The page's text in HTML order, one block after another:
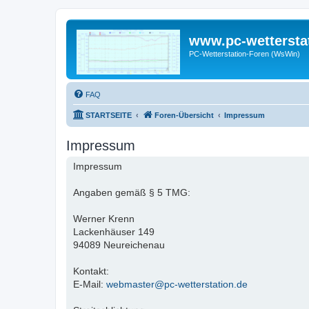
www.pc-
PC-Wetterstation-Foren (WsWin)
FAQ
STARTSEITE Foren-Übersicht Impressum
Impressum
Impressum
Angaben gemäß § 5 TMG:
Werner Krenn
Lackenhäuser 149
94089 Neureichenau
Kontakt:
E-Mail: webmaster@pc-wetterstation.de